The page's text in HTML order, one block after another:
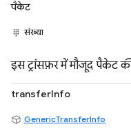
पैकेट
संख्या
इस ट्रांसफ़र में मौजूद पैकेट
transferInfo
GenericTransferInfo